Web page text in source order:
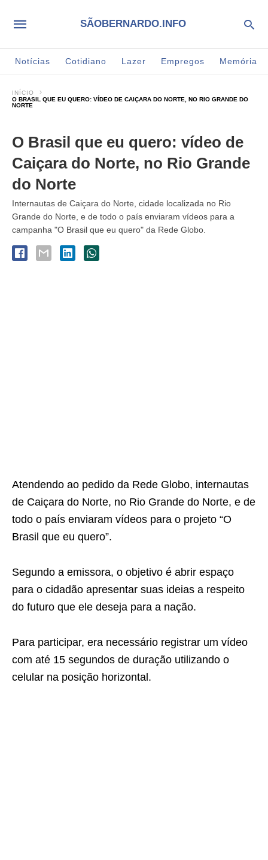
SÃOBERNARDO.INFO
Notícias Cotidiano Lazer Empregos Memória
INÍCIO
O BRASIL QUE EU QUERO: VÍDEO DE CAIÇARA DO NORTE, NO RIO GRANDE DO
NORTE
O Brasil que eu quero: vídeo de
Caiçara do Norte, no Rio Grande
do Norte
Internautas de Caiçara do Norte, cidade localizada no Rio
Grande do Norte, e de todo o país enviaram vídeos para a
campanha "O Brasil que eu quero" da Rede Globo.
Atendendo ao pedido da Rede Globo, internautas
de Caiçara do Norte, no Rio Grande do Norte, e de
todo o país enviaram vídeos para o projeto “O
Brasil que eu quero”.
Segundo a emissora, o objetivo é abrir espaço
para o cidadão apresentar suas ideias a respeito
do futuro que ele deseja para a nação.
Para participar, era necessário registrar um vídeo
com até 15 segundos de duração utilizando o
celular na posição horizontal.